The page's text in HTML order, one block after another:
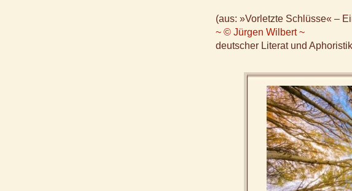
(aus: »Vorletzte Schlüsse« –
~ © Jürgen Wilbert ~
deutscher Literat und